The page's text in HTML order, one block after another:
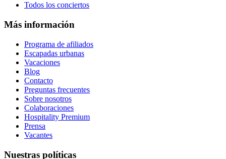
Todos los conciertos
Más información
Programa de afiliados
Escapadas urbanas
Vacaciones
Blog
Contacto
Preguntas frecuentes
Sobre nosotros
Colaboraciones
Hospitality Premium
Prensa
Vacantes
Nuestras políticas